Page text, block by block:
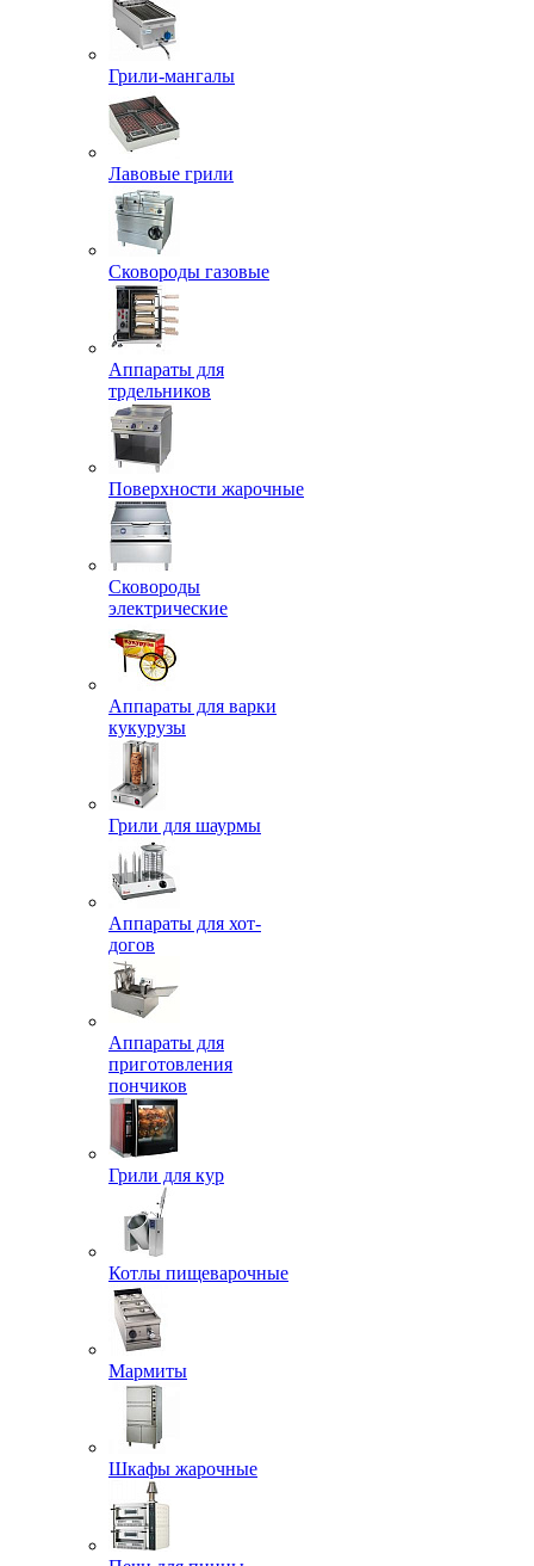
Грили-мангалы
Лавовые грили
Сковороды газовые
Аппараты для
трдельников
Поверхности жарочные
Сковороды
электрические
Аппараты для варки
кукурузы
Грили для шаурмы
Аппараты для хот-
догов
Аппараты для
приготовления
пончиков
Грили для кур
Котлы пищеварочные
Мармиты
Шкафы жарочные